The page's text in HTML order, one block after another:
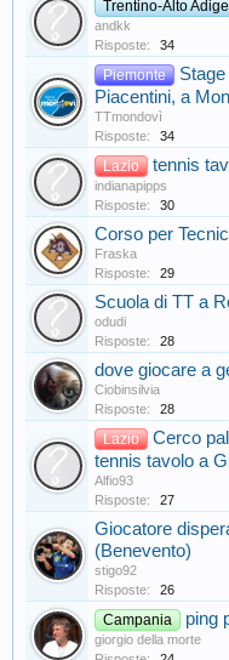
Trentino-Alto Adige
andkk
Risposte:
34
Piemonte
Piacentini, a
TTmondovì
Risposte:
34
Lazio tennis
indianapipps
Risposte:
30
Corso per
Fraska
Risposte:
29
Scuola di TT a
odudi
Risposte:
28
dove giocare a
Ciobinsilvia
Risposte:
28
Lazio
Cerco
tennis tavolo a
Alfio93
Risposte:
27
Giocatore
(Benevento)
stigo92
Risposte:
26
Campania ping
giorgio della morte